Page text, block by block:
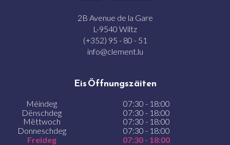
2B Avenue de la Gare
L-9540 Wiltz
(+352) 95 - 80 - 51
info@clement.lu
Eis Öffnungszäiten
Méindeg
07:30 - 18:00
Dënschdeg
07:30 - 18:00
Mëttwoch
07:30 - 18:00
Donneschdeg
07:30 - 18:00
Freideg
07:30 - 18:00